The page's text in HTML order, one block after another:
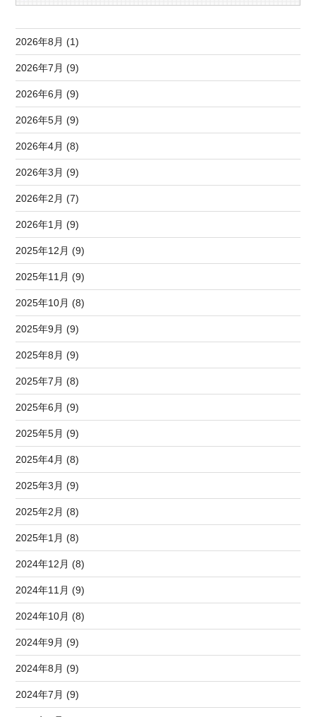
2026年8月 (1)
2026年7月 (9)
2026年6月 (9)
2026年5月 (9)
2026年4月 (8)
2026年3月 (9)
2026年2月 (7)
2026年1月 (9)
2025年12月 (9)
2025年11月 (9)
2025年10月 (8)
2025年9月 (9)
2025年8月 (9)
2025年7月 (8)
2025年6月 (9)
2025年5月 (9)
2025年4月 (8)
2025年3月 (9)
2025年2月 (8)
2025年1月 (8)
2024年12月 (8)
2024年11月 (9)
2024年10月 (8)
2024年9月 (9)
2024年8月 (9)
2024年7月 (9)